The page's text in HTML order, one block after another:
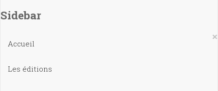
Sidebar
×
Accueil
Les éditions